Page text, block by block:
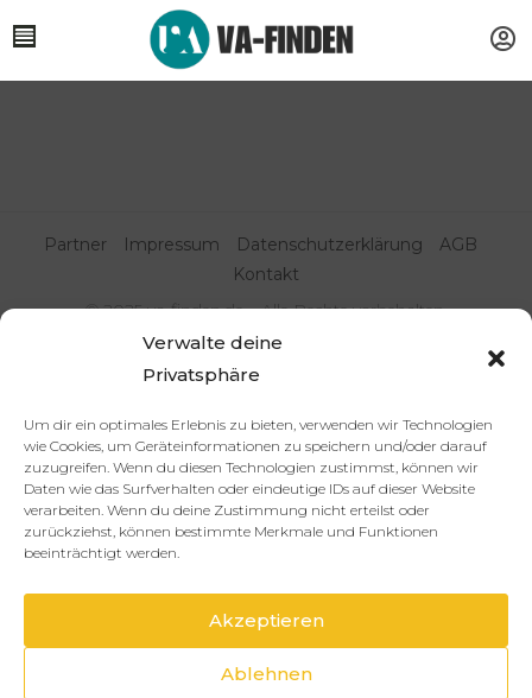
Verwalte deine
Privatsphäre
Um dir ein optimales Erlebnis zu bieten, verwenden wir Technologien
wie Cookies, um Geräteinformationen zu speichern und/oder darauf
zuzugreifen. Wenn du diesen Technologien zustimmst, können wir
Daten wie das Surfverhalten oder eindeutige IDs auf dieser Website
verarbeiten. Wenn du deine Zustimmung nicht erteilst oder
zurückziehst, können bestimmte Merkmale und Funktionen
beeinträchtigt werden.
Akzeptieren
Ablehnen
© 2025 va-finden.de – Alle Rechte vorbehalten.
Partner Impressum Datenschutzerklärung
AGB
Kontakt
Virtuelle Assistenz & Freelancer
finden | VA Expert:innenportal